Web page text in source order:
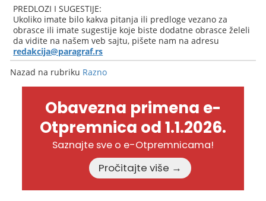
PREDLOZI I SUGESTIJE:
Ukoliko imate bilo kakva pitanja ili predloge vezano za
obrasce ili imate sugestije koje biste dodatne obrasce želeli
da vidite na našem veb sajtu, pišete nam na adresu
redakcija@paragraf.rs
Nazad na rubriku Razno
Obavezna primena e-
Otpremnica od 1.1.2026.
Saznajte sve o e-Otpremnicama!
Pročitajte više →